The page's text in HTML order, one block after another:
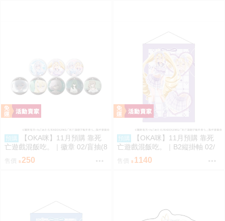
預購
【OKA咪】11月預購 靠死
亡遊戲混飯吃。｜徽章 02/盲抽(8
種)(官方&新繪插畫) 隨機一款
售價 250
預購
【OKA咪】11月預購 靠死
亡遊戲混飯吃。｜B2縦掛軸 02/
(新繪插畫) (御城)
售價 1140